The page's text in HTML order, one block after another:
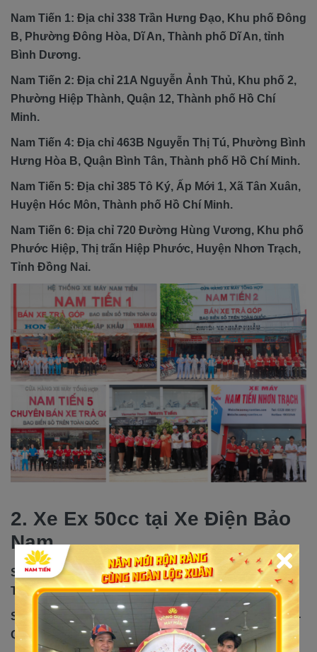
Nam Tiến 1: Địa chỉ 338 Trần Hưng Đạo, Khu phố Đông
B, Phường Đông Hòa, Dĩ An, Thành phố Dĩ An, tỉnh
Bình Dương.
Nam Tiến 2: Địa chỉ 21A Nguyễn Ảnh Thủ, Khu phố 2,
Phường Hiệp Thành, Quận 12, Thành phố Hồ Chí
Minh.
Nam Tiến 4: Địa chỉ 463B Nguyễn Thị Tú, Phường Bình
Hưng Hòa B, Quận Bình Tân, Thành phố Hồ Chí Minh.
Nam Tiến 5: Địa chỉ 385 Tô Ký, Ấp Mới 1, Xã Tân Xuân,
Huyện Hóc Môn, Thành phố Hồ Chí Minh.
Nam Tiến 6: Địa chỉ 720 Đường Hùng Vương, Khu phố
Phước Hiệp, Thị trấn Hiệp Phước, Huyện Nhơn Trạch,
Tỉnh Đồng Nai.
2. Xe Ex 50cc tại Xe Điện Bảo
Nam
Showroom 1: Số 901 Trường Chinh – Quận Tân Phú –
TP.HCM
Showroom 2: Số 107 Nguyễn Tất Thành - Phường 13 -
Quận 04 – TP.HCM